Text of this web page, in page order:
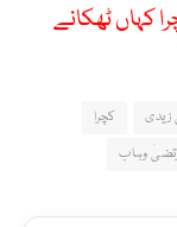
کہاں ٹھکانے
زیدی
کچرا
وہاب